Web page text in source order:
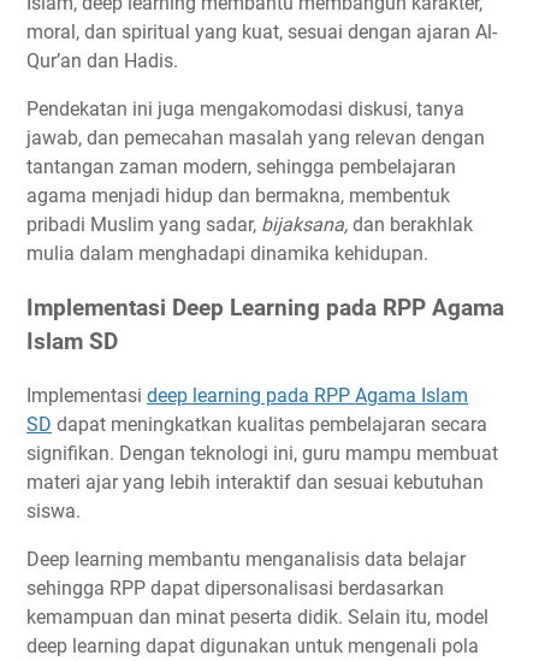
moral, dan spiritual yang kuat, sesuai dengan ajaran Al-
Qur’an dan Hadis.
Pendekatan ini juga mengakomodasi diskusi, tanya
jawab, dan pemecahan masalah yang relevan dengan
tantangan zaman modern, sehingga pembelajaran
agama menjadi hidup dan bermakna, membentuk
pribadi Muslim yang sadar, bijaksana, dan berakhlak
mulia dalam menghadapi dinamika kehidupan.
Implementasi Deep Learning pada RPP Agama
Islam SD
Implementasi deep learning pada RPP Agama Islam
SD dapat meningkatkan kualitas pembelajaran secara
signifikan. Dengan teknologi ini, guru mampu membuat
materi ajar yang lebih interaktif dan sesuai kebutuhan
siswa.
Deep learning membantu menganalisis data belajar
sehingga RPP dapat dipersonalisasi berdasarkan
kemampuan dan minat peserta didik. Selain itu, model
deep learning dapat digunakan untuk mengenali pola